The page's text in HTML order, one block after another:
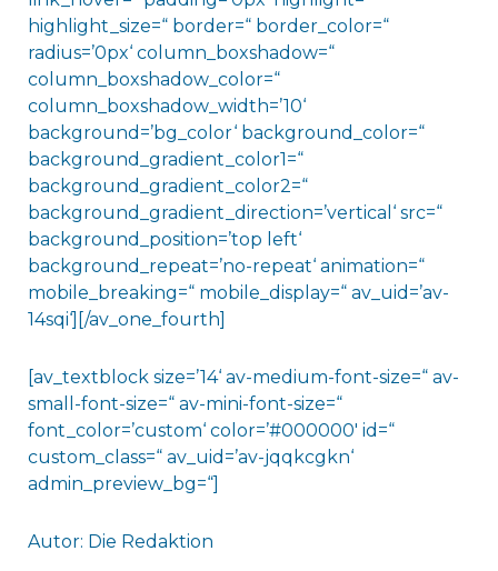
highlight_size=“ border=“ border_color=“
radius=’0px‘ column_boxshadow=“
column_boxshadow_color=“
column_boxshadow_width=’10‘
background=’bg_color‘ background_color=“
background_gradient_color1=“
background_gradient_color2=“
background_gradient_direction=’vertical‘ src=“
background_position=’top left‘
background_repeat=’no-repeat‘ animation=“
mobile_breaking=“ mobile_display=“ av_uid=’av-
14sqi‘][/av_one_fourth]
[av_textblock size=’14‘ av-medium-font-size=“ av-
small-font-size=“ av-mini-font-size=“
font_color=’custom‘ color=’#000000′ id=“
custom_class=“ av_uid=’av-jqqkcgkn‘
admin_preview_bg=“]
Autor: Die Redaktion